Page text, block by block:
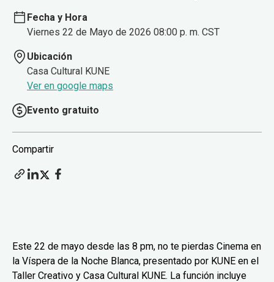
Fecha y Hora
Viernes 22 de Mayo de 2026 08:00 p. m. CST
Ubicación
Casa Cultural KUNE
Ver en google maps
Evento gratuito
Compartir
Este 22 de mayo desde las 8 pm, no te pierdas Cinema en
la Víspera de la Noche Blanca, presentado por KUNE en el
Taller Creativo y Casa Cultural KUNE. La función incluye